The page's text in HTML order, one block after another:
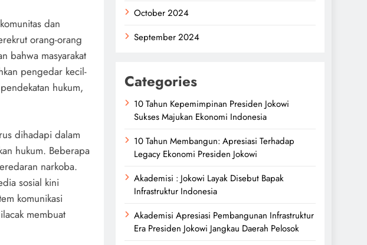
dan
orang-orang
bahwa masyarakat
pengedar kecil-
hukum,
dihadapi dalam
hukum. Beberapa
narkoba.
sosial kini
komunikasi
membuat
October 2024
September 2024
Categories
10 Tahun Kepemimpinan Presiden Jokowi
Sukses Majukan Ekonomi Indonesia
10 Tahun Membangun: Apresiasi Terhadap
Legacy Ekonomi Presiden Jokowi
Akademisi : Jokowi Layak Disebut Bapak
Infrastruktur Indonesia
Akademisi Apresiasi Pembangunan Infrastruktur
Era Presiden Jokowi Jangkau Daerah Pelosok